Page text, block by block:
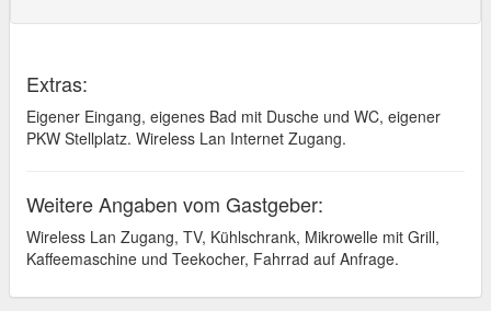
Extras:
Eigener Eingang, eigenes Bad mit Dusche und WC, eigener
PKW Stellplatz. Wireless Lan Internet Zugang.
Weitere Angaben vom Gastgeber:
Wireless Lan Zugang, TV, Kühlschrank, Mikrowelle mit Grill,
Kaffeemaschine und Teekocher, Fahrrad auf Anfrage.